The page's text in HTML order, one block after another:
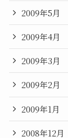
2009年5月
2009年4月
2009年3月
2009年2月
2009年1月
2008年12月